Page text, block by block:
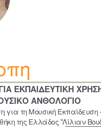
ΕΚΠΑΙΔΕΥΤΙΚΗ
ΑΝΘΟΛΟΓΙΟ
για τη Μουσική
της Ελλάδος "Λίλιαν